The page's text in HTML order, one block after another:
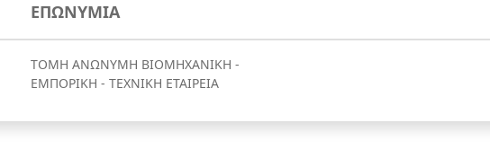
ΕΠΩΝΥΜΙΑ
ΤΟΜΗ ΑΝΩΝΥΜΗ ΒΙΟΜΗΧΑΝΙΚΗ -
ΕΜΠΟΡΙΚΗ - ΤΕΧΝΙΚΗ ΕΤΑΙΡΕΙΑ